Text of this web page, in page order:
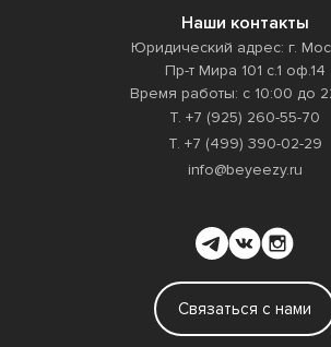
Наши контакты
Юридический адрес: г.
Пр-т Мира 101 с.1 оф.14
Время работы: с 10:00 до
Т. +7 (925) 260-55-70
Т. +7 (499) 390-02-29
info@beyeezy.ru
Связаться с нами